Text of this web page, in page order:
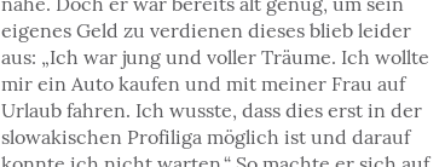
eigenes Geld zu verdienen dieses blieb leider
aus: „Ich war jung und voller Träume. Ich wollte
mir ein Auto kaufen und mit meiner Frau auf
Urlaub fahren. Ich wusste, dass dies erst in der
slowakischen Profiliga möglich ist und darauf